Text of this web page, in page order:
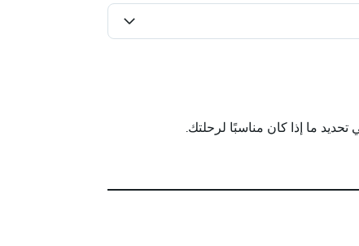
ما إذا كان مناسبًا لرحلتك.